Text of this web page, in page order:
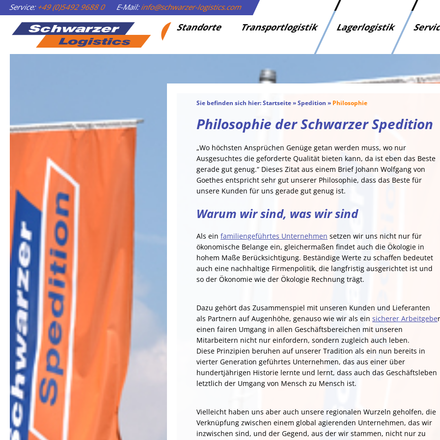
Service:+49 (0)5492 9688 0 E-Mail:info@schwarzer-logistics.com
Standorte Transportlogistik Lagerlogistik
Sie befinden sich hier:Startseite»Spedition » Philosophie
Philosophie der Schwarzer Spedition
„Wo höchsten Ansprüchen Genüge getan werden muss, wo nur
Ausgesuchtes die geforderte Qualität bieten kann, da ist eben das Beste
gerade gut genug.“ Dieses Zitat aus einem Brief Johann Wolfgang von
Goethes entspricht sehr gut unserer Philosophie, dass das Beste für
unsere Kunden für uns gerade gut genug ist.
Warum wir sind, was wir sind
Als ein familiengeführtes Unternehmen setzen wir uns nicht nur für
ökonomische Belange ein, gleichermaßen findet auch die Ökologie in
hohem Maße Berücksichtigung. Beständige Werte zu schaffen bedeutet
auch eine nachhaltige Firmenpolitik, die langfristig ausgerichtet ist und
so der Ökonomie wie der Ökologie Rechnung trägt.
Dazu gehört das Zusammenspiel mit unseren Kunden und Lieferanten
als Partnern auf Augenhöhe, genauso wie wir als ein sicherer Arbeitgeber
einen fairen Umgang in allen Geschäftsbereichen mit unseren
Mitarbeitern nicht nur einfordern, sondern zugleich auch leben.
Diese Prinzipien beruhen auf unserer Tradition als ein nun bereits in
vierter Generation geführtes Unternehmen, das aus einer über
hundertjährigen Historie lernte und lernt, dass auch das Geschäftsleben
letztlich der Umgang von Mensch zu Mensch ist.
Vielleicht haben uns aber auch unsere regionalen Wurzeln geholfen, die
Verknüpfung zwischen einem global agierenden Unternehmen, das wir
inzwischen sind, und der Gegend, aus der wir stammen, nicht nur zu